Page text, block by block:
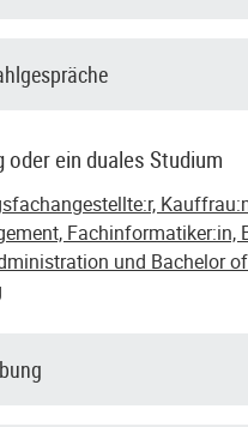
oder ein duales Studium
Fachinformatiker:in,
und Bachelor